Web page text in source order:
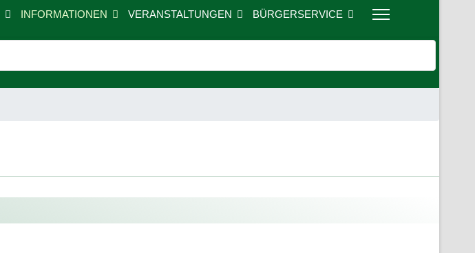
INFORMATIONEN VERANSTALTUNGEN BÜRGERSERVICE